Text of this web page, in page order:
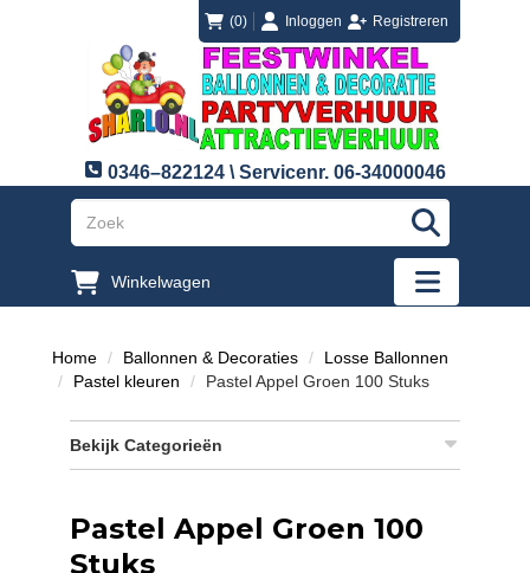
(0) loginInloggen
registreren Registreren
0346–822124 \ Servicenr. 06-34000046
"Zoeken
Winkelwagen
"Toggle
Home Ballonnen & Decoraties
Losse Ballonnen
Pastel kleuren
Pastel Appel Groen 100 Stuks
Bekijk Categorieën
Pastel Appel Groen 100
Stuks